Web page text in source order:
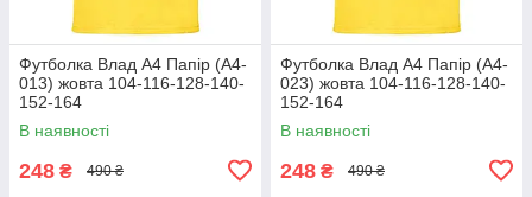
Футболка Влад А4 Папір (А4-
013) жовта 104-116-128-140-
152-164
В наявності
248 ₴ 490 ₴
Футболка Влад А4 Папір (А4-
023) жовта 104-116-128-140-
152-164
В наявності
248 ₴ 490 ₴